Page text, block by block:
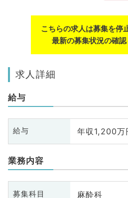
こちらの求人は募集を停
最新の募集状況の確認
求人詳細
給与
給与 年収1,200万
業務内容
募集科目 麻酔科